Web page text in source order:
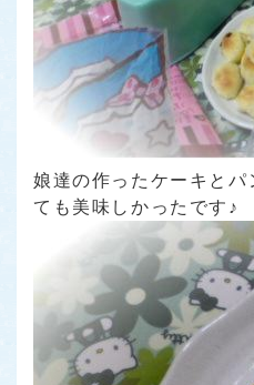
娘達の作ったケーキとパ
ても美味しかったです♪